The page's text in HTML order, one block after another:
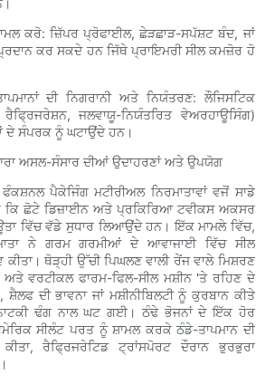
ਕਰੋ: ਜ਼ਿੱਪਰ ਪ੍ਰੋਫਾਈਲ, ਛੇੜਛਾੜ-ਸਪੱਸ਼ਟ ਬੰਦ, ਜਾਂ
ਕਰ ਸਕਦੇ ਹਨ ਜਿੱਥੇ ਪ੍ਰਾਇਮਰੀ ਸੀਲ ਕਮਜ਼ੋਰ ਹੋ
ਦੀ ਨਿਗਰਾਨੀ ਅਤੇ ਨਿਯੰਤਰਣ: ਲੌਜਿਸਟਿਕ
ਜਲਵਾਯੂ-ਨਿਯੰਤਰਿਤ ਵੇਅਰਹਾਊਸਿੰਗ)
ਦੇ ਸੰਪਰਕ ਨੂੰ ਘਟਾਉਂਦੇ ਹਨ।
ਅਸਲ-ਸੰਸਾਰ ਦੀਆਂ ਉਦਾਹਰਣਾਂ ਅਤੇ ਉਪਯੋਗ
ਪੈਕੇਜਿੰਗ ਮਟੀਰੀਅਲ ਨਿਰਮਾਤਾਵਾਂ ਵਜੋਂ ਸਾਡੇ
ਛੋਟੇ ਡਿਜ਼ਾਈਨ ਅਤੇ ਪ੍ਰਕਿਰਿਆ ਟਵੀਕਸ ਅਕਸਰ
ਵਿੱਚ ਵੱਡੇ ਸੁਧਾਰ ਲਿਆਉਂਦੇ ਹਨ। ਇੱਕ ਮਾਮਲੇ ਵਿੱਚ,
ਨੇ ਗਰਮ ਗਰਮੀਆਂ ਦੇ ਆਵਾਜਾਈ ਵਿੱਚ ਸੀਲ
ਥੋੜ੍ਹੀ ਉੱਚੀ ਪਿਘਲਣ ਵਾਲੀ ਰੇਂਜ ਵਾਲੇ ਮਿਸ਼ਰਣ
ਵਰਟੀਕਲ ਫਾਰਮ-ਫਿਲ-ਸੀਲ ਮਸ਼ੀਨ 'ਤੇ ਰਹਿਣ ਦੇ
ਦੀ ਭਾਵਨਾ ਜਾਂ ਮਸ਼ੀਨੀਬਿਲਟੀ ਨੂੰ ਕੁਰਬਾਨ ਕੀਤੇ
ਢੰਗ ਨਾਲ ਘਟ ਗਈ। ਠੰਢੇ ਭੋਜਨਾਂ ਦੇ ਇੱਕ ਹੋਰ
ਸੀਲੰਟ ਪਰਤ ਨੂੰ ਸ਼ਾਮਲ ਕਰਕੇ ਠੰਡੇ-ਤਾਪਮਾਨ ਦੀ
ਰੈਫ੍ਰਿਜਰੇਟਿਡ ਟ੍ਰਾਂਸਪੋਰਟ ਦੌਰਾਨ ਭੁਰਭੁਰਾ